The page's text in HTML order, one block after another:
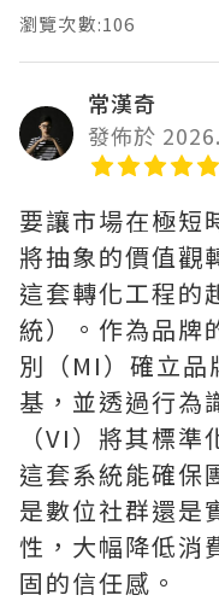
瀏覽次數:106
常漢奇
發佈於
要讓市場在極短
將抽象的價值觀
這套轉化工程的
統）。作為品牌
別（MI）確立品
基，並透過行為
（VI）將其標
這套系統能確保
是數位社群還是
性，大幅降低消
固的信任感。